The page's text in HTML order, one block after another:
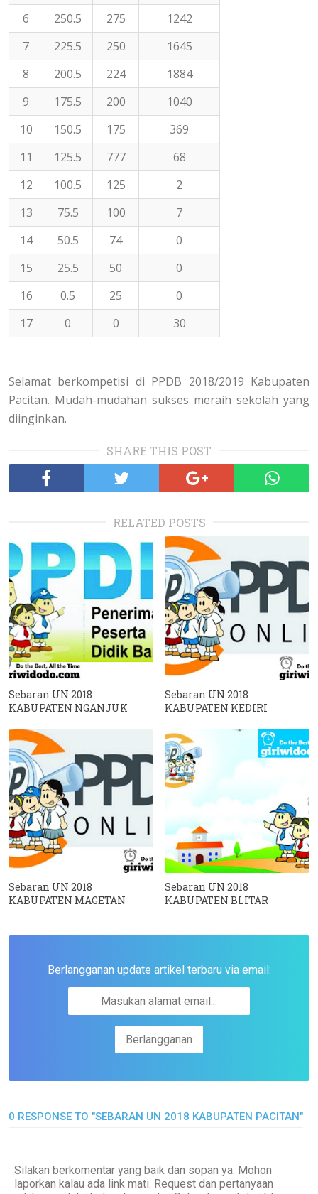
6
250.5 275
1242
7
225.5 250
1645
8
200.5 224
1884
9
175.5 200
1040
10
150.5 175
369
11
125.5 777
68
12
100.5 125
2
13
75.5 100
7
14
50.5 74
0
15
25.5 50
0
16
0.5 25
0
17
0 0 30
Selamat berkompetisi di PPDB 2018/2019 Kabupaten
Pacitan. Mudah-mudahan sukses meraih sekolah yang
diinginkan.
SHARE THIS POST
RELATED POSTS
Sebaran UN 2018
KABUPATEN NGANJUK
Sebaran UN 2018
KABUPATEN KEDIRI
Sebaran UN 2018
KABUPATEN MAGETAN
Sebaran UN 2018
KABUPATEN BLITAR
Berlangganan update artikel terbaru via email:
0 RESPONSE TO "SEBARAN UN 2018 KABUPATEN PACITAN"
Silakan berkomentar yang baik dan sopan ya. Mohon
laporkan kalau ada link mati. Request dan pertanyaan